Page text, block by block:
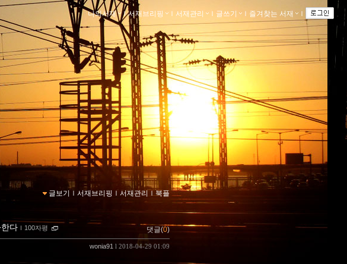
나의서재 ｌ서재브리핑 ｌ 서재관리 ｌ 글쓰기 ｌ 즐겨찾는 서재 ｌ
글보기 ｌ 서재브리핑 ｌ 서재관리 ｌ북플
다 ｌ 100자평 댓글(0)
wonia91 l 2018-04-29 01:09